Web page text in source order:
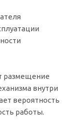
размещение
внутри
вероятность
работы.